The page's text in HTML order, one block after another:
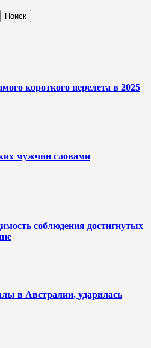
короткого перелета в 2025
мужчин словами
соблюдения достигнутых
в Австралии, ударилась